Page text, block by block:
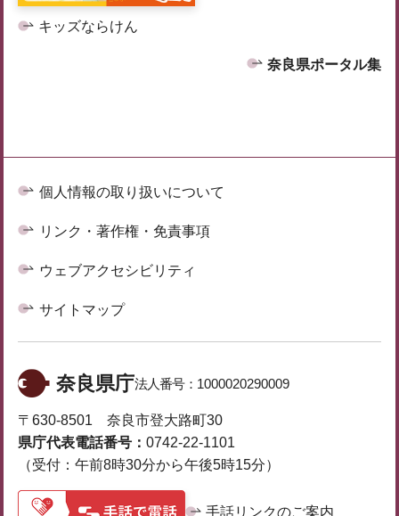
キッズならけん
奈良県ポータル集
個人情報の取り扱いについて
リンク・著作権・免責事項
ウェブアクセシビリティ
サイトマップ
奈良県庁法人番号： 1000020290009
〒630-8501 奈良市登大路町30
県庁代表電話番号： 0742-22-1101
（受付：午前8時30分から午後5時15分）
手話リンクのご案内